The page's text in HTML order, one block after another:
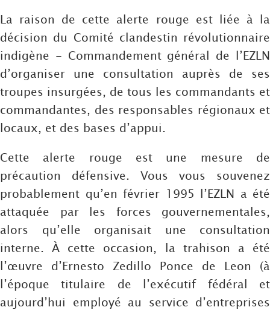
La raison de cette alerte rouge est liée à la
décision du Comité clandestin révolutionnaire
indigène - Commandement général de l’EZLN
d’organiser une consultation auprès de ses
troupes insurgées, de tous les commandants et
commandantes, des responsables régionaux et
locaux, et des bases d’appui.
Cette alerte rouge est une mesure de
précaution défensive. Vous vous souvenez
probablement qu’en février 1995 l’EZLN a été
attaquée par les forces gouvernementales,
alors qu’elle organisait une consultation
interne. À cette occasion, la trahison a été
l’œuvre d’Ernesto Zedillo Ponce de Leon (à
l’époque titulaire de l’exécutif fédéral et
aujourd’hui employé au service d’entreprises